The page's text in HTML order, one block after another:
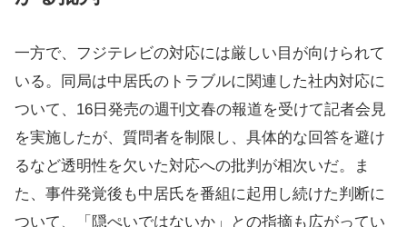
一方で、フジテレビの対応には厳しい目が向けられて
いる。同局は中居氏のトラブルに関連した社内対応に
ついて、16日発売の週刊文春の報道を受けて記者会見
を実施したが、質問者を制限し、具体的な回答を避け
るなど透明性を欠いた対応への批判が相次いだ。ま
た、事件発覚後も中居氏を番組に起用し続けた判断に
ついて、「隠ぺいではないか」との指摘も広がってい